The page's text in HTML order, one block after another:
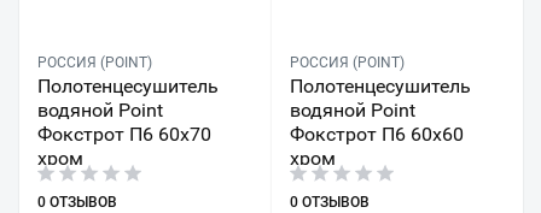
РОССИЯ (POINT)
Полотенцесушитель
водяной Point
Фокстрот П6 60х70
хром
0 ОТЗЫВОВ
РОССИЯ (POINT)
Полотенцесушитель
водяной Point
Фокстрот П6 60х60
хром
0 ОТЗЫВОВ